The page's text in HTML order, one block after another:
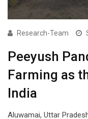
Research-Team
Peeyush
Farming as
India
Aluwamai, Uttar